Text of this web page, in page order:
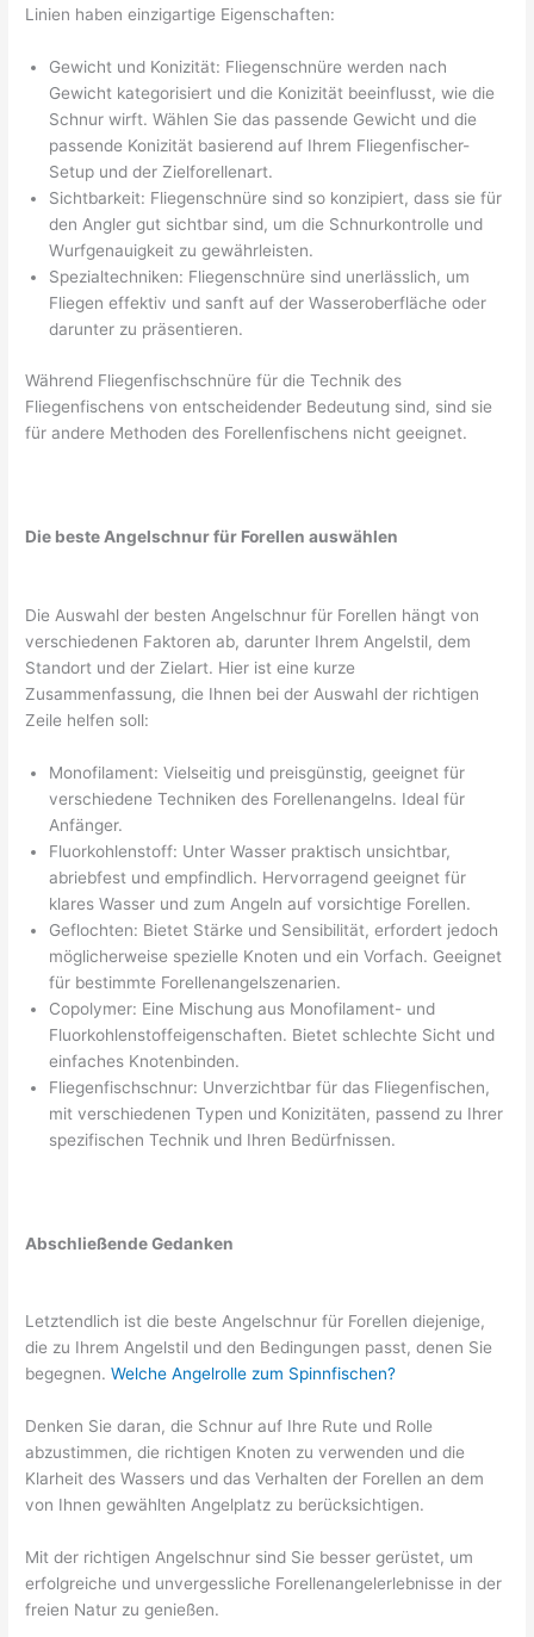
Linien haben einzigartige Eigenschaften:
Gewicht und Konizität: Fliegenschnüre werden nach
Gewicht kategorisiert und die Konizität beeinflusst, wie die
Schnur wirft. Wählen Sie das passende Gewicht und die
passende Konizität basierend auf Ihrem Fliegenfischer-
Setup und der Zielforellenart.
Sichtbarkeit: Fliegenschnüre sind so konzipiert, dass sie für
den Angler gut sichtbar sind, um die Schnurkontrolle und
Wurfgenauigkeit zu gewährleisten.
Spezialtechniken: Fliegenschnüre sind unerlässlich, um
Fliegen effektiv und sanft auf der Wasseroberfläche oder
darunter zu präsentieren.
Während Fliegenfischschnüre für die Technik des
Fliegenfischens von entscheidender Bedeutung sind, sind sie
für andere Methoden des Forellenfischens nicht geeignet.
Die beste Angelschnur für Forellen auswählen
Die Auswahl der besten Angelschnur für Forellen hängt von
verschiedenen Faktoren ab, darunter Ihrem Angelstil, dem
Standort und der Zielart. Hier ist eine kurze
Zusammenfassung, die Ihnen bei der Auswahl der richtigen
Zeile helfen soll:
Monofilament: Vielseitig und preisgünstig, geeignet für
verschiedene Techniken des Forellenangelns. Ideal für
Anfänger.
Fluorkohlenstoff: Unter Wasser praktisch unsichtbar,
abriebfest und empfindlich. Hervorragend geeignet für
klares Wasser und zum Angeln auf vorsichtige Forellen.
Geflochten: Bietet Stärke und Sensibilität, erfordert jedoch
möglicherweise spezielle Knoten und ein Vorfach. Geeignet
für bestimmte Forellenangelszenarien.
Copolymer: Eine Mischung aus Monofilament- und
Fluorkohlenstoffeigenschaften. Bietet schlechte Sicht und
einfaches Knotenbinden.
Fliegenfischschnur: Unverzichtbar für das Fliegenfischen,
mit verschiedenen Typen und Konizitäten, passend zu Ihrer
spezifischen Technik und Ihren Bedürfnissen.
Abschließende Gedanken
Letztendlich ist die beste Angelschnur für Forellen diejenige,
die zu Ihrem Angelstil und den Bedingungen passt, denen Sie
begegnen.Welche Angelrolle zum Spinnfischen?
Denken Sie daran, die Schnur auf Ihre Rute und Rolle
abzustimmen, die richtigen Knoten zu verwenden und die
Klarheit des Wassers und das Verhalten der Forellen an dem
von Ihnen gewählten Angelplatz zu berücksichtigen.
Mit der richtigen Angelschnur sind Sie besser gerüstet, um
erfolgreiche und unvergessliche Forellenangelerlebnisse in der
freien Natur zu genießen.